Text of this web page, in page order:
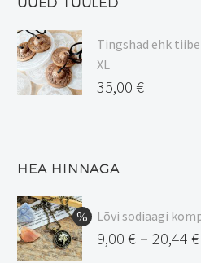
Tingshad ehk
XL
35,00 €
HEA HINNAGA
Lõvi sodiaagi
9,00 € – 20,44 €